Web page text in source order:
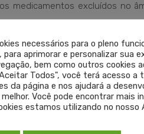
medicamentos excluídos no
necessários para o pleno
aprimorar e personalizar sua
bem como outros cookies
Todos", você terá acesso a
da página e nos ajudará a
Você pode encontrar mais
estamos utilizando no nosso